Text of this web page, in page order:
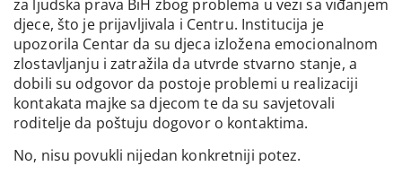
za ljudska prava BiH zbog problema u vezi sa viđanjem
djece, što je prijavljivala i Centru. Institucija je
upozorila Centar da su djeca izložena emocionalnom
zlostavljanju i zatražila da utvrde stvarno stanje, a
dobili su odgovor da postoje problemi u realizaciji
kontakata majke sa djecom te da su savjetovali
roditelje da poštuju dogovor o kontaktima.
No, nisu povukli nijedan konkretniji potez.